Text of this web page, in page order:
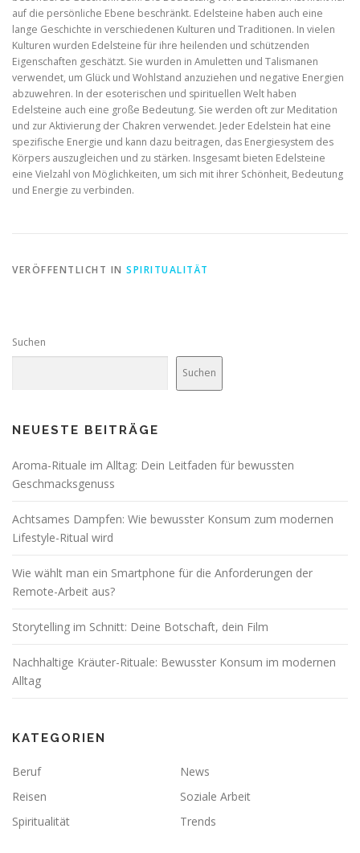
auf die persönliche Ebene beschränkt. Edelsteine haben auch eine
lange Geschichte in verschiedenen Kulturen und Traditionen. In vielen
Kulturen wurden Edelsteine für ihre heilenden und schützenden
Eigenschaften geschätzt. Sie wurden in Amuletten und Talismanen
verwendet, um Glück und Wohlstand anzuziehen und negative Energien
abzuwehren. In der esoterischen und spirituellen Welt haben
Edelsteine auch eine große Bedeutung. Sie werden oft zur Meditation
und zur Aktivierung der Chakren verwendet. Jeder Edelstein hat eine
spezifische Energie und kann dazu beitragen, das Energiesystem des
Körpers auszugleichen und zu stärken. Insgesamt bieten Edelsteine
eine Vielzahl von Möglichkeiten, um sich mit ihrer Schönheit, Bedeutung
und Energie zu verbinden.
VERÖFFENTLICHT IN SPIRITUALITÄT
Suchen
Suchen
NEUESTE BEITRÄGE
Aroma-Rituale im Alltag: Dein Leitfaden für bewussten
Geschmacksgenuss
Achtsames Dampfen: Wie bewusster Konsum zum modernen
Lifestyle-Ritual wird
Wie wählt man ein Smartphone für die Anforderungen der
Remote-Arbeit aus?
Storytelling im Schnitt: Deine Botschaft, dein Film
Nachhaltige Kräuter-Rituale: Bewusster Konsum im modernen
Alltag
KATEGORIEN
Beruf
News
Reisen
Soziale Arbeit
Spiritualität
Trends